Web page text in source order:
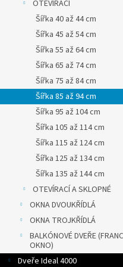
OTEVÍRACÍ
Šířka 40 až 44 cm
Šířka 45 až 54 cm
Šířka 55 až 64 cm
Šířka 65 až 74 cm
Šířka 75 až 84 cm
Šířka 85 až 94 cm
Šířka 95 až 104 cm
Šířka 105 až 114 cm
Šířka 115 až 124 cm
Šířka 125 až 134 cm
Šířka 135 až 144 cm
OTEVÍRACÍ A SKLOPNÉ
OKNA DVOUKŘÍDLÁ
OKNA TROJKŘÍDLÁ
BALKÓNOVÉ DVEŘE
OKNO)
Dveře Ideal 4000